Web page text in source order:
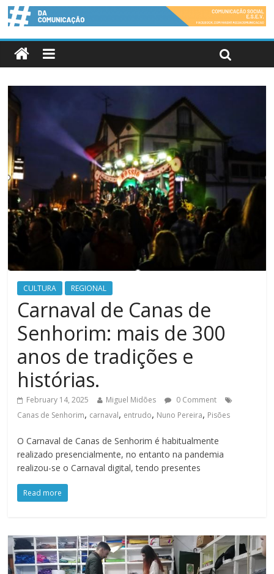
CULTURA REGIONAL
Carnaval de Canas de
Senhorim: mais de 300
anos de tradições e
histórias.
February 14, 2025 Miguel Midões
0 Comment
Canas de Senhorim, carnaval, entrudo, Nuno Pereira, Pisões
O Carnaval de Canas de Senhorim é habitualmente
realizado presencialmente, no entanto na pandemia
realizou-se o Carnaval digital, tendo presentes
Read more